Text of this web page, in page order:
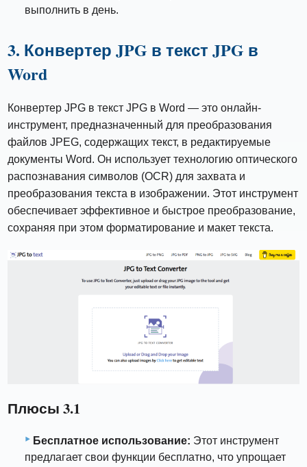
выполнить в день.
3. Конвертер JPG в текст JPG в
Word
Конвертер JPG в текст JPG в Word — это онлайн-
инструмент, предназначенный для преобразования
файлов JPEG, содержащих текст, в редактируемые
документы Word. Он использует технологию оптического
распознавания символов (OCR) для захвата и
преобразования текста в изображении. Этот инструмент
обеспечивает эффективное и быстрое преобразование,
сохраняя при этом форматирование и макет текста.
Плюсы 3.1
Бесплатное использование: Этот инструмент
предлагает свои функции бесплатно, что упрощает